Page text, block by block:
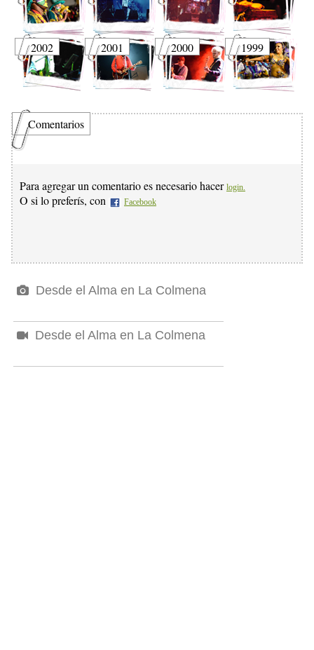
2002 2001 2000 1999
Comentarios
Para agregar un comentario es necesario hacer login.
O si lo preferís, con Facebook
Desde el Alma en La Colmena
Desde el Alma en La Colmena